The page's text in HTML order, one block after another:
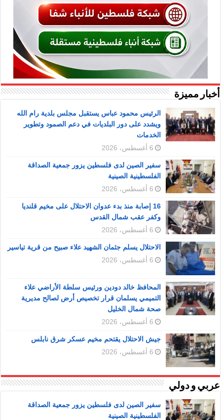
أخبار مميزة
الرئيس محمود عباس يستقبل مجلس بلدية رام الله
ويشدد على دور البلديات في دعم الصمود وتطوير
الخدمات
6 أغسطس، 2026
سفير الصين لدى فلسطين يزور جمعية الصداقة
الفلسطينية الصينية
6 أغسطس، 2026
16 إصابة منذ بدء عدوان الاحتلال على مخيم قلنديا
وكفر عقب شمال القدس
6 أغسطس، 2026
الاحتلال يسلم جثمان الشهيد علاء صبيح من قرية تياسير
6 أغسطس، 2026
المحافظ خالد دودين ورئيس سلطة الأراضي علاء
التميمي يسلمان قرار تخصيص أرض لصالح مديرية
صحة شمال الخليل
6 أغسطس، 2026
جيش الاحتلال يقتحم مخيم عسكر شرق نابلس
6 أغسطس، 2026
عربي و دولي
سفير الصين لدى فلسطين يزور جمعية الصداقة
الفلسطينية الصينية